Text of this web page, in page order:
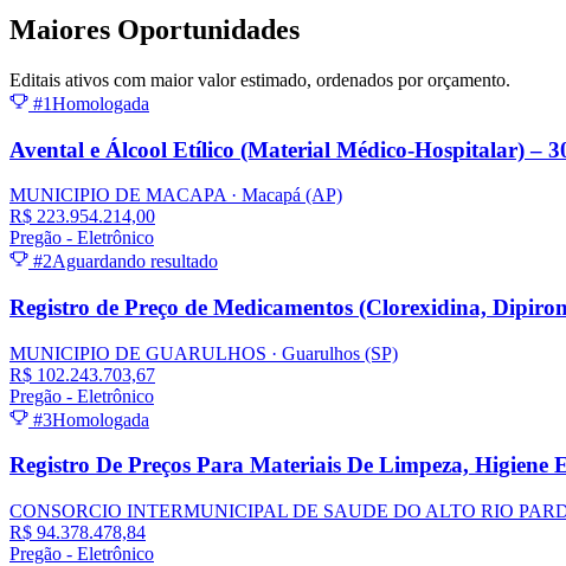
Maiores Oportunidades
Editais ativos com maior valor estimado, ordenados por orçamento.
#1Homologada
Avental e Álcool Etílico (Material Médico-Hospitalar) –
MUNICIPIO DE MACAPA · Macapá (AP)
R$ 223.954.214,00
Pregão - Eletrônico
#2Aguardando resultado
Registro de Preço de Medicamentos (Clorexidina,
MUNICIPIO DE GUARULHOS · Guarulhos (SP)
R$ 102.243.703,67
Pregão - Eletrônico
#3Homologada
Registro De Preços Para Materiais De Limpeza,
CONSORCIO INTERMUNICIPAL DE SAUDE DO ALTO RIO
R$ 94.378.478,84
Pregão - Eletrônico